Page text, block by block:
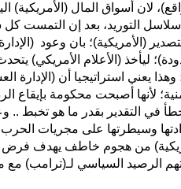
لان أسواق المال
سلاسل التوريد، بعد إن التمست
(الأمريكية)؛ بان وعود
ليأخذ (الأعلام الأمريكي)
يعني استراتيجيا أن (الإدارة
لأنها أصبحت محكومة بإيقاع
في التقدير بقدر ما هو تخبط ..
وسيطرتها على مجريات الحرب
من هجوم خاطف يهدف
الرصيد السياسي لـ(ترامب) مع